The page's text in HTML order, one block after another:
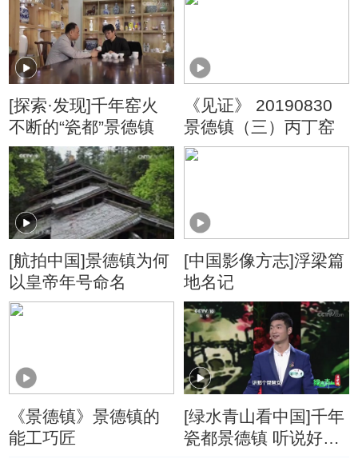
[探索·发现]千年窑火
不断的“瓷都”景德镇
《见证》 20190830
景德镇（三）丙丁窑
[航拍中国]景德镇为何
以皇帝年号命名
[中国影像方志]浮梁篇
地名记
《景德镇》景德镇的
能工巧匠
[绿水青山看中国]千年
瓷都景德镇 听说好茶